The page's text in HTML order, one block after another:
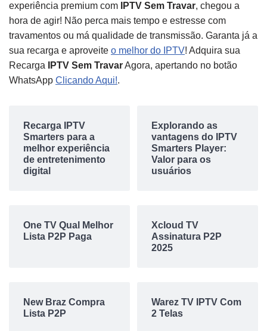
experiência premium com
IPTV Sem Travar, chegou a
hora de agir! Não perca mais tempo e estresse com
travamentos ou má qualidade de transmissão. Garanta já a
sua recarga e aproveite o melhor do IPTV! Adquira sua
Recarga
IPTV Sem TravarAgora, apertando no botão
WhatsApp Clicando Aqui!.
Recarga IPTV
Smarters para a
melhor experiência
de entretenimento
digital
Explorando as
vantagens do IPTV
Smarters Player:
Valor para os
usuários
One TV Qual Melhor
Lista P2P Paga
Xcloud TV
Assinatura P2P
2025
New Braz Compra
Lista P2P
Warez TV IPTV Com
2 Telas